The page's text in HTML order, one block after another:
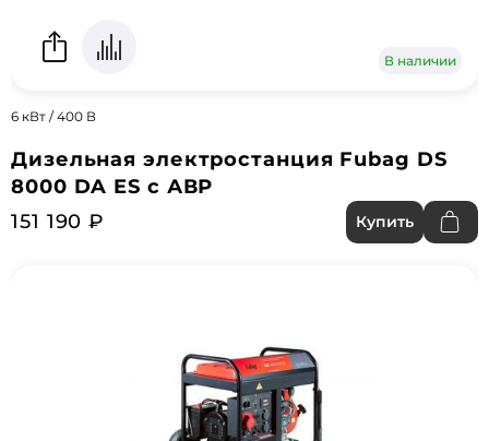
В наличии
6 кВт / 400 В
Дизельная электростанция Fubag DS
8000 DA ES с АВР
151 190 ₽
Купить